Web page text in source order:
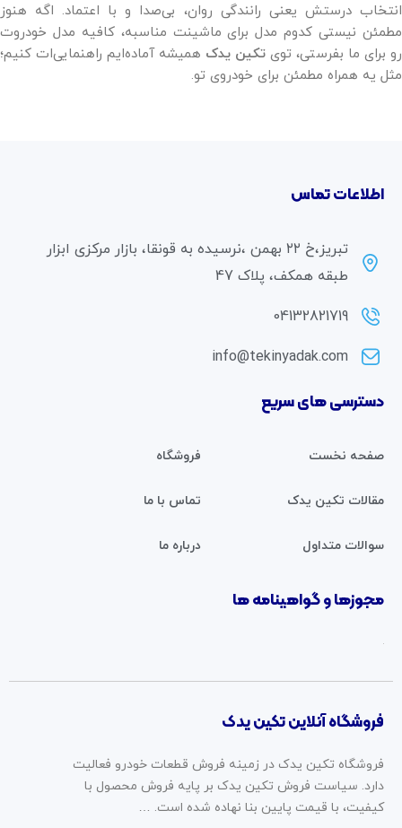
انتخاب درستش یعنی رانندگی روان، بی‌صدا و با اعتماد. اگه هنوز
مطمئن نیستی کدوم مدل برای ماشینت مناسبه، کافیه مدل خودروت
رو برای ما بفرستی، توی تکین یدک همیشه آماده‌ایم راهنمایی‌ات کنیم؛
مثل یه همراه مطمئن برای خودروی تو.
اطلاعات تماس
تبریز،خ ۲۲ بهمن ،نرسیده به قونقا، بازار مرکزی ابزار
طبقه همکف، پلاک 47
04132821719
info@tekinyadak.com
دسترسی های سریع
صفحه نخست فروشگاه
مقالات تکین یدک تماس با ما
سوالات متداول درباره ما
مجوزها و گواهینامه ها
فروشگاه آنلاین تکین یدک
فروشگاه تکین یدک در زمینه فروش قطعات خودرو فعالیت
دارد. سیاست فروش تکین یدک بر پایه فروش محصول با
کیفیت، با قیمت پایین بنا نهاده شده است. …